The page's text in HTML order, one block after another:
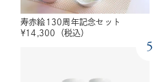
寿赤絵130周年記念セット
¥14,300 （税込）
5